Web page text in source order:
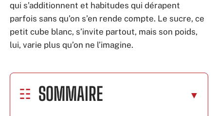
qui s’additionnent et habitudes qui dérapent
parfois sans qu’on s’en rende compte. Le sucre, ce
petit cube blanc, s’invite partout, mais son poids,
lui, varie plus qu’on ne l’imagine.
SOMMAIRE